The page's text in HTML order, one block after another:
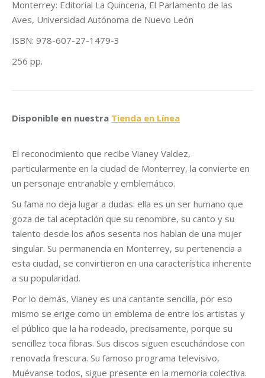
Monterrey: Editorial La Quincena, El Parlamento de las
Aves, Universidad Autónoma de Nuevo León
ISBN: 978-607-27-1479-3
256 pp.
Disponible en nuestra Tienda en Línea
El reconocimiento que recibe Vianey Valdez,
particularmente en la ciudad de Monterrey, la convierte en
un personaje entrañable y emblemático.
Su fama no deja lugar a dudas: ella es un ser humano que
goza de tal aceptación que su renombre, su canto y su
talento desde los años sesenta nos hablan de una mujer
singular. Su permanencia en Monterrey, su pertenencia a
esta ciudad, se convirtieron en una característica inherente
a su popularidad.
Por lo demás, Vianey es una cantante sencilla, por eso
mismo se erige como un emblema de entre los artistas y
el público que la ha rodeado, precisamente, porque su
sencillez toca fibras. Sus discos siguen escuchándose con
renovada frescura. Su famoso programa televisivo,
Muévanse todos, sigue presente en la memoria colectiva.